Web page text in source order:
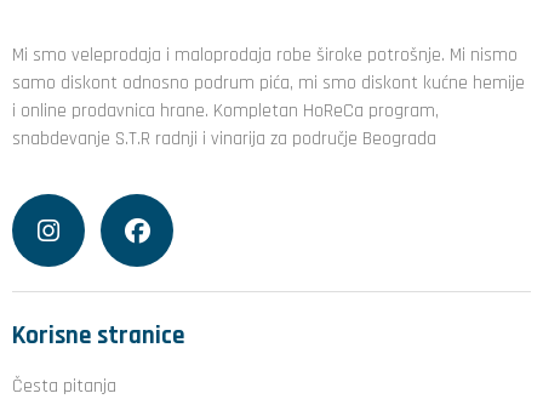
Mi smo veleprodaja i maloprodaja robe široke potrošnje. Mi nismo
samo diskont odnosno podrum pića, mi smo diskont kućne hemije
i online prodavnica hrane. Kompletan HoReCa program,
snabdevanje S.T.R radnji i vinarija za područje Beograda
Korisne stranice
Česta pitanja